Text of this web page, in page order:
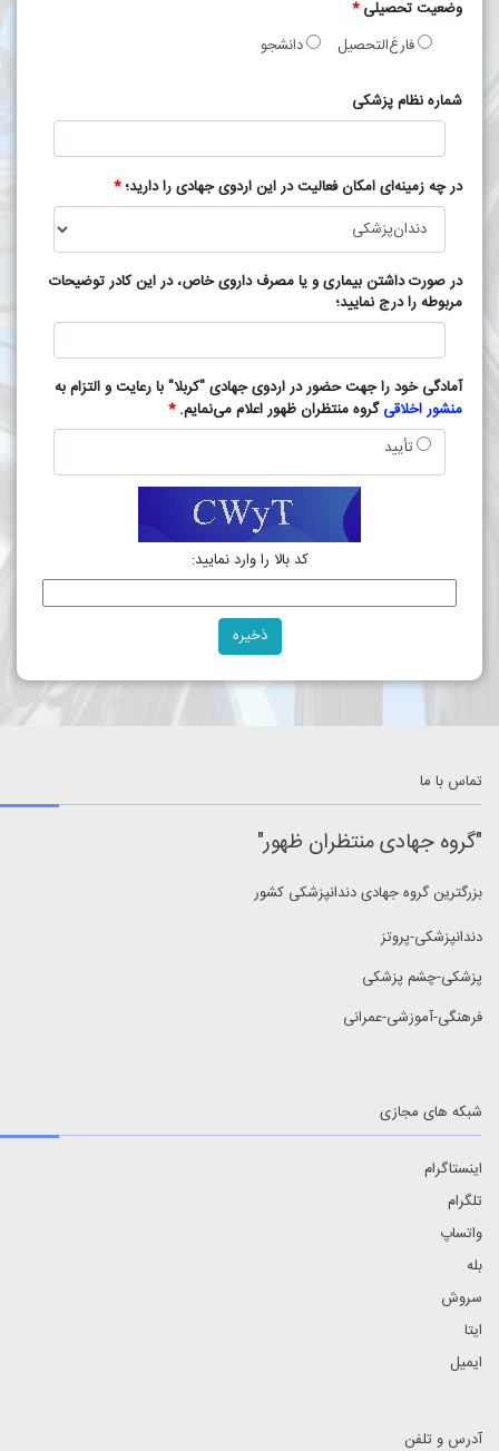
وضعیت تحصیلی*
فارغ‌التحصیل
دانشجو
شماره نظام پزشکی
در چه زمینه‌ای امکان فعالیت در این اردوی جهادی را دارید؛*
در صورت داشتن بیماری و یا مصرف داروی خاص، در این کادر توضیحات
مربوطه را درج نمایید؛
آمادگی خود را جهت حضور در اردوی جهادی "کربلا" با رعایت و التزام به
منشور اخلاقیگروه منتظران ظهور اعلام می‌نمایم.*
تأیید
کد بالا را وارد نمایید:
تماس با ما
گروه جهادی منتظران ظهور"
بزرگترین گروه جهادی دندانپزشکی کشور
دندانپزشکی-پروتز
پزشکی-چشم پزشکی
فرهنگی-آموزشی-عمرانی
شبکه های مجازی
اینستاگرام
تلگرام
واتساپ
سروش
ایمیل
آدرس و تلفن